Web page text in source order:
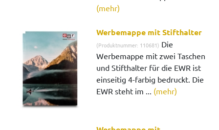
(mehr)
Werbemappe mit Stifthalter
(Produktnummer: 110681) Die
Werbemappe mit zwei Taschen
und Stifthalter für die EWR ist
einseitig 4-farbig bedruckt. Die
EWR steht im ... (mehr)